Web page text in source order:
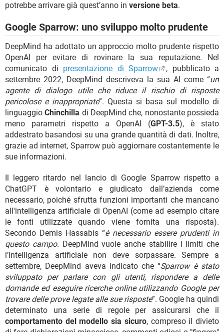
potrebbe arrivare già quest’anno in versione beta.
Google Sparrow: uno sviluppo molto prudente
DeepMind ha adottato un approccio molto prudente rispetto
OpenAI per evitare di rovinare la sua reputazione. Nel
comunicato di presentazione di Sparrow
, pubblicato a
settembre 2022, DeepMind descriveva la sua AI come “un
agente di dialogo utile che riduce il rischio di risposte
pericolose e inappropriate”. Questa si basa sul modello di
linguaggioChinchilla di DeepMind che, nonostante possieda
meno parametri rispetto a OpenAI (GPT-3.5), è stato
addestrato basandosi su una grande quantità di dati. Inoltre,
grazie ad internet, Sparrow può aggiornare costantemente le
sue informazioni.
Il leggero ritardo nel lancio di Google Sparrow rispetto a
ChatGPT è volontario e giudicato dall’azienda come
necessario, poiché sfrutta funzioni importanti che mancano
all'intelligenza artificiale di OpenAI (come ad esempio citare
le fonti utilizzate quando viene fornita una risposta).
Secondo Demis Hassabis “è necessario essere prudenti in
questo campo. DeepMind vuole anche stabilire i limiti che
l’intelligenza artificiale non deve sorpassare. Sempre a
settembre, DeepMind aveva indicato che “Sparrow è stato
sviluppato per parlare con gli utenti, rispondere a delle
domande ed eseguire ricerche online utilizzando Google per
trovare delle prove legate alle sue risposte”. Google ha quindi
determinato una serie di regole per assicurarsi che il
comportamento del modello sia sicuro, compreso il divieto